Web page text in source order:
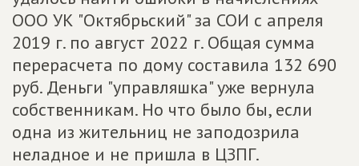
ООО УК "Октябрьский" за СОИ с апреля
2019 г. по август 2022 г. Общая сумма
перерасчета по дому составила 132 690
руб. Деньги "управляшка" уже вернула
собственникам. Но что было бы, если
одна из жительниц не заподозрила
неладное и не пришла в ЦЗПГ.